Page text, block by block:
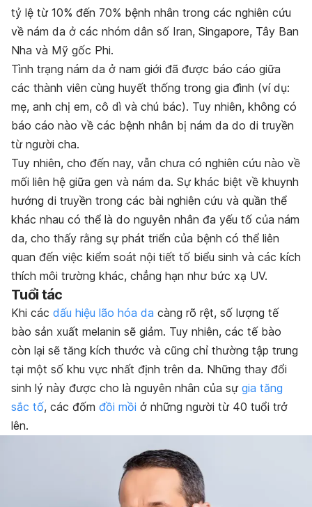
tỷ lệ từ 10% đến 70% bệnh nhân trong các nghiên cứu
về nám da ở các nhóm dân số Iran, Singapore, Tây Ban
Nha và Mỹ gốc Phi.
Tình trạng nám da ở nam giới đã được báo cáo giữa
các thành viên cùng huyết thống trong gia đình (ví dụ:
mẹ, anh chị em, cô dì và chú bác). Tuy nhiên, không có
báo cáo nào về các bệnh nhân bị nám da do di truyền
từ người cha.
Tuy nhiên, cho đến nay, vẫn chưa có nghiên cứu nào về
mối liên hệ giữa gen và nám da. Sự khác biệt về khuynh
hướng di truyền trong các bài nghiên cứu và quần thể
khác nhau có thể là do nguyên nhân đa yếu tố của nám
da, cho thấy rằng sự phát triển của bệnh có thể liên
quan đến việc kiểm soát nội tiết tố biểu sinh và các kích
thích môi trường khác, chẳng hạn như bức xạ UV.
Tuổi tác
Khi các dấu hiệu lão hóa da càng rõ rệt, số lượng tế
bào sản xuất melanin sẽ giảm. Tuy nhiên, các tế bào
còn lại sẽ tăng kích thước và cũng chỉ thường tập trung
tại một số khu vực nhất định trên da. Những thay đổi
sinh lý này được cho là nguyên nhân của sự gia tăng
sắc tố, các đốm đồi mồi ở những người từ 40 tuổi trở
lên.